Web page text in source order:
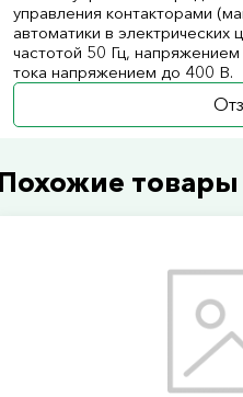
управления контакторами
автоматики в электрических
частотой 50 Гц,
тока напряжением до 400 В.
товары